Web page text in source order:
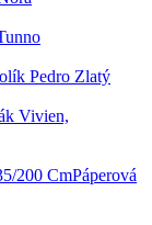
Pedro Zlatý
Vivien,
Páperová